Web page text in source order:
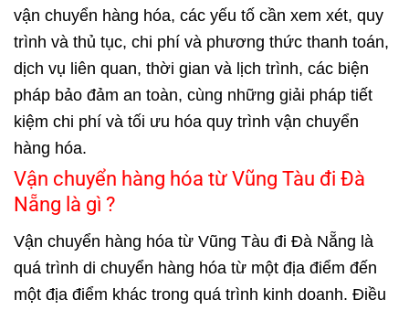
vận chuyển hàng hóa, các yếu tố cần xem xét, quy
trình và thủ tục, chi phí và phương thức thanh toán,
dịch vụ liên quan, thời gian và lịch trình, các biện
pháp bảo đảm an toàn, cùng những giải pháp tiết
kiệm chi phí và tối ưu hóa quy trình vận chuyển
hàng hóa.
Vận chuyển hàng hóa từ Vũng Tàu đi Đà
Nẵng là gì ?
Vận chuyển hàng hóa từ Vũng Tàu đi Đà Nẵng là
quá trình di chuyển hàng hóa từ một địa điểm đến
một địa điểm khác trong quá trình kinh doanh. Điều